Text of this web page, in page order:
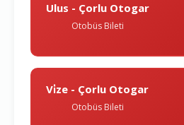
Ulus - Çorlu Otogar
Otobüs Bileti
Vi̇ze - Çorlu Otogar
Otobüs Bileti